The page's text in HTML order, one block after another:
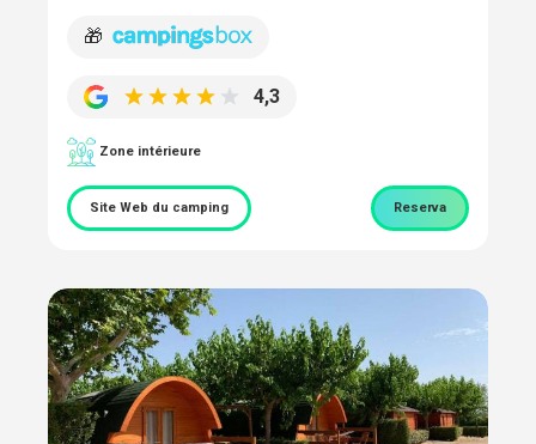
🎁
4,3
Zone intérieure
Site Web du camping Reserva